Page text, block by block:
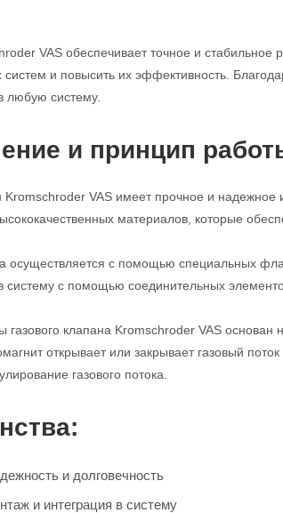
VAS обеспечивает точное и стабильное
и повысить их эффективность.
любую систему.
и принцип
Kromschroder VAS имеет прочное и
материалов, которые
осуществляется с помощью специальных
систему с помощью соединительных
газового клапана Kromschroder VAS основан
открывает или закрывает газовый
газового потока.
и долговечность
и интеграция в систему